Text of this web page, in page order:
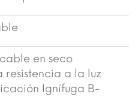
en seco
resistencia a la luz
Ignífuga B-